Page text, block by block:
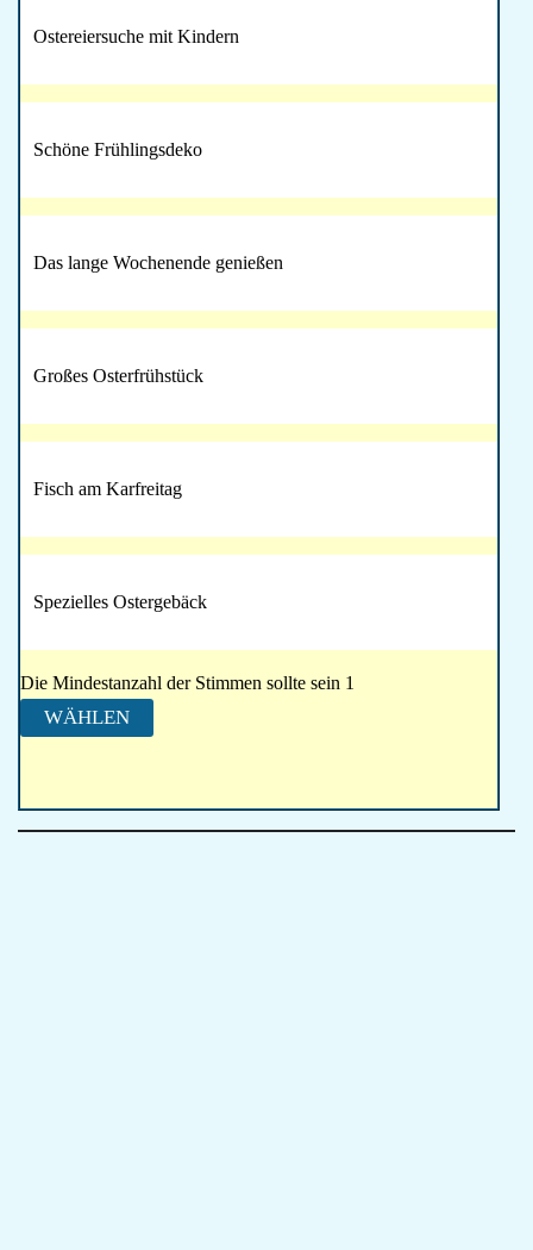
Ostereiersuche mit Kindern
Schöne Frühlingsdeko
Das lange Wochenende genießen
Großes Osterfrühstück
Fisch am Karfreitag
Spezielles Ostergebäck
Die Mindestanzahl der Stimmen sollte sein 1